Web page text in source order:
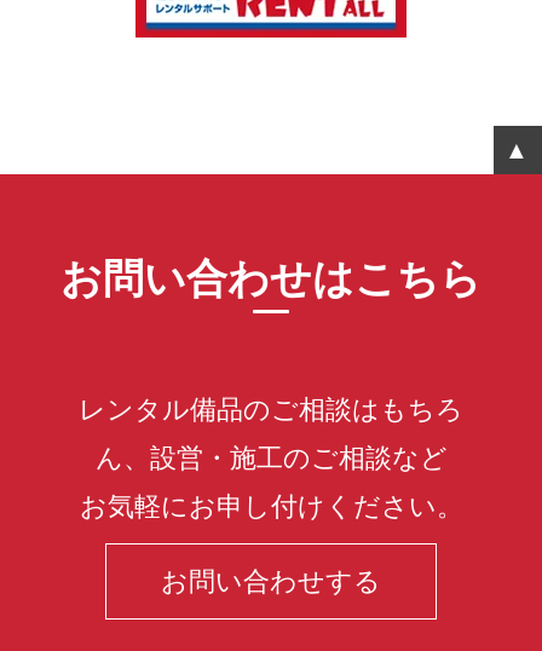
お問い合わせはこちら
レンタル備品のご相談はもちろ
ん、設営・施工のご相談など
お気軽にお申し付けください。
お問い合わせする